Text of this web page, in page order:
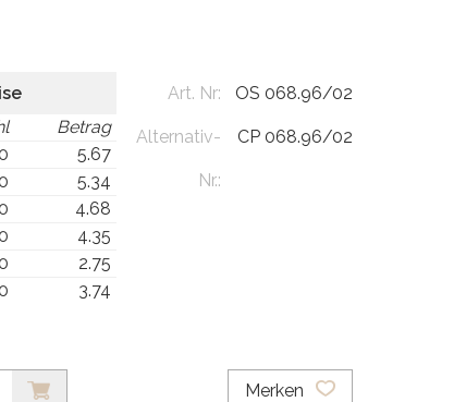
Betrag
5.67
5.34
4.68
4.35
2.75
3.74
Art. Nr: OS 068.96/02
Alternativ-
Nr.:
CP 068.96/02
Merken